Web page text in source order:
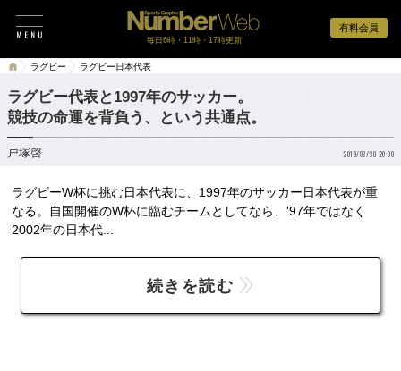
有料会員
毎日6時・11時・17時更新
ラグビー ラグビー日本代表
ラグビー代表と1997年のサッカー。
競技の命運を背負う、という共通点。
戸塚啓 2019/08/30 20:00
ラグビーW杯に挑む日本代表に、1997年のサッカー日本代表が重
なる。自国開催のW杯に臨むチームとしてなら、'97年ではなく
2002年の日本代...
続きを読む